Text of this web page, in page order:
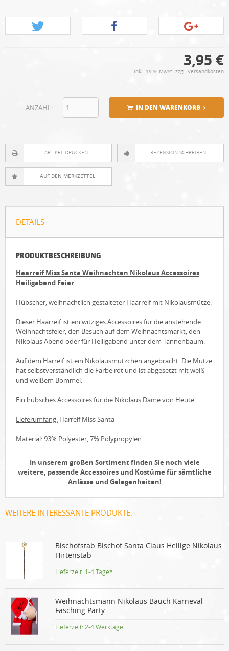
3,95 €
inkl. 19 % MwSt. zzgl. Versandkosten
IN DEN WARENKORB
ANZAHL:
ARTIKEL DRUCKEN REZENSION SCHREIBEN
DETAILS
PRODUKTBESCHREIBUNG
Haarreif Miss Santa Weihnachten Nikolaus Accessoires
Heiligabend Feier
Hübscher, weihnachtlich gestalteter Haarreif mit Nikolausmütze.
Dieser Haarreif ist ein witziges Accessoires für die anstehende
Weihnachtsfeier, den Besuch auf dem Weihnachtsmarkt, den
Nikolaus Abend oder für Heiligabend unter dem Tannenbaum.
Auf dem Harreif ist ein Nikolausmützchen angebracht. Die Mütze
hat selbstverständlich die Farbe rot und ist abgesetzt mit weiß
und weißem Bommel.
Ein hübsches Accessoires für die Nikolaus Dame von Heute.
Lieferumfang: Harreif Miss Santa
Material:93% Polyester, 7% Polypropylen
In unserem großen Sortiment finden Sie noch viele
weitere, passende Accessoires und Kostüme für sämtliche
Anlässe und Gelegenheiten!
WEITERE INTERESSANTE PRODUKTE:
Bischofstab Bischof Santa Claus Heilige Nikolaus
Hirtenstab
Lieferzeit: 1-4 Tage*
Weihnachtsmann Nikolaus Bauch Karneval
Fasching Party
Lieferzeit:2-4 Werktage